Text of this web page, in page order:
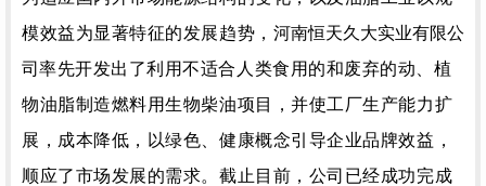
模效益为显著特征的发展趋势， 河南恒天久大实业有限公
司 率先开发出了利用不适合人类食用的和废弃的动、植
物油脂制造燃料用生物柴油项目，并使工厂生产能力扩
展，成本降低，以绿色、健康概念引导企业品牌效益，
顺应了市场发展的需求。截止目前，公司已经成功完成